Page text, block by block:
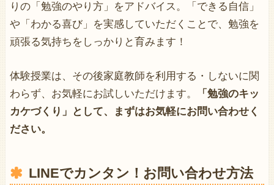
りの「勉強のやり方」をアドバイス。「できる自信」
や「わかる喜び」を実感していただくことで、勉強を
頑張る気持ちをしっかりと育みます！
体験授業は、その後家庭教師を利用する・しないに関
わらず、お気軽にお試しいただけます。
「勉強のキッ
カケづくり」として、まずはお気軽にお問い合わせく
ださい。
LINEでカンタン！お問い合わせ方法